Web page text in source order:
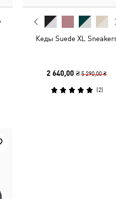
Кеды Suede XL
2 640,00 ₴ 5 290,00 ₴
(2)